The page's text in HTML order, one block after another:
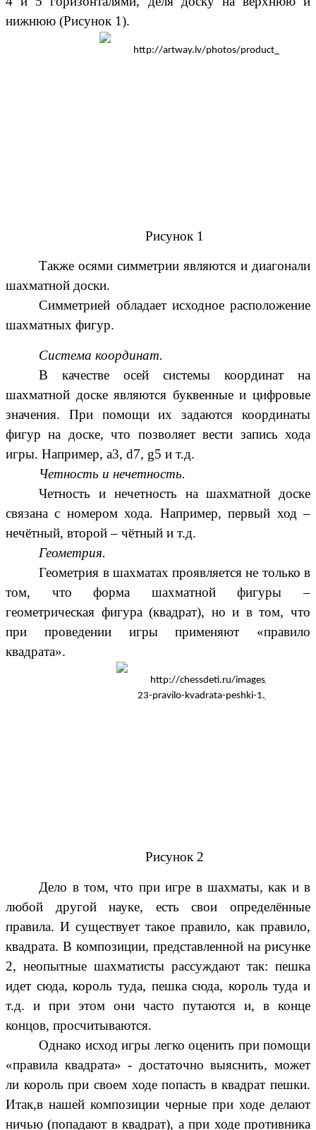
нижнюю (Рисунок 1).
Рисунок 1
Также осями симметрии являются и диагонали
шахматной доски.
Симметрией обладает исходное расположение
шахматных фигур.
Система координат.
В качестве осей системы координат на
шахматной доске являются буквенные и цифровые
значения. При помощи их задаются координаты
фигур на доске, что позволяет вести запись хода
игры. Например, a3, d7, g5 и т.д.
Четность и нечетность.
Четность и нечетность на шахматной доске
связана с номером хода. Например, первый ход –
нечётный, второй – чётный и т.д.
Геометрия.
Геометрия в шахматах проявляется не только в
том, что форма шахматной фигуры –
геометрическая фигура (квадрат), но и в том, что
при проведении игры применяют «правило
квадрата».
Рисунок 2
Дело в том, что при игре в шахматы, как и в
любой другой науке, есть свои определённые
правила. И существует такое правило, как правило,
квадрата. В композиции, представленной на рисунке
2, неопытные шахматисты рассуждают так: пешка
идет сюда, король туда, пешка сюда, король туда и
т.д. и при этом они часто путаются и, в конце
концов, просчитываются.
Однако исход игры легко оценить при помощи
«правила квадрата» - достаточно выяснить, может
ли король при своем ходе попасть в квадрат пешки.
Итак,в нашей композиции черные при ходе делают
ничью (попадают в квадрат), а при ходе противника